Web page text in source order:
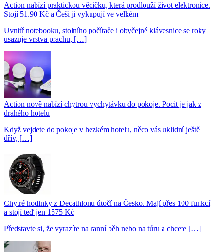
Action nabízí praktickou věcičku, která prodlouží život elektronice.
Stojí 51,90 Kč a Češi ji vykupují ve velkém
Uvnitř notebooku, stolního počítače i obyčejné klávesnice se roky
usazuje vrstva prachu, […]
Action nově nabízí chytrou vychytávku do pokoje. Pocit je jak z
drahého hotelu
Když vejdete do pokoje v hezkém hotelu, něco vás uklidní ještě
dřív, […]
Chytré hodinky z Decathlonu útočí na Česko. Mají přes 100 funkcí
a stojí teď jen 1575 Kč
Představte si, že vyrazíte na ranní běh nebo na túru a chcete […]